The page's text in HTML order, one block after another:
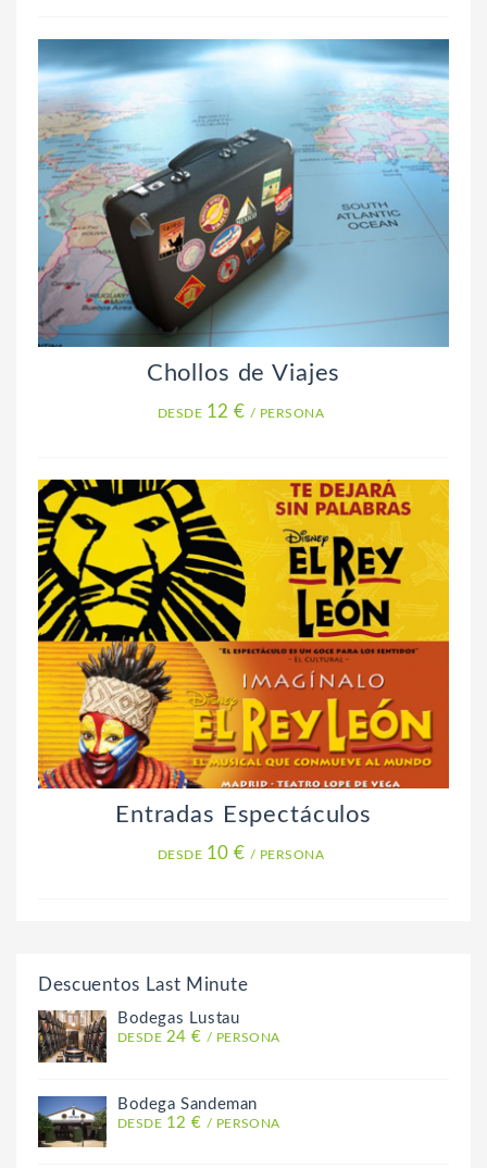
Chollos de Viajes
DESDE 12 € / PERSONA
Entradas Espectáculos
DESDE 10 € / PERSONA
Descuentos Last Minute
Bodegas Lustau
DESDE 24 € / PERSONA
Bodega Sandeman
DESDE 12 € / PERSONA